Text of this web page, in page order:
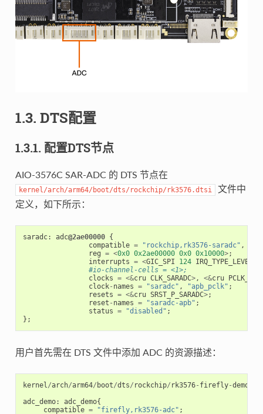
1.3. DTS配置
1.3.1. 配置DTS节点
AIO-3576C SAR-ADC 的 DTS 节点在
kernel/arch/arm64/boot/dts/rockchip/rk3576.dtsi
文件中
定义，如下所示：
saradc: adc@2ae00000 {
compatible = "rockchip,rk3576-saradc" ,
reg = <0x0 0x2ae00000 0x0 0x10000>;
interrupts = <GIC_SPI 124
#io-channel-cells = <1>;
clocks = <&cru CLK_SARADC>, <&cru
clock- names = "saradc" , "apb_pclk" ;
resets = <&cru SRST_P_SARADC>;
reset - names = "saradc-apb" ;
status = "disabled" ;
};
用户首先需在 DTS 文件中添加 ADC 的资源描述：
kernel/arch/arm64/ boot/dts/ rockchip/ rk3576- firefly-demo
adc_demo: adc_demo{
compatible = "firefly,rk3576-adc" ;